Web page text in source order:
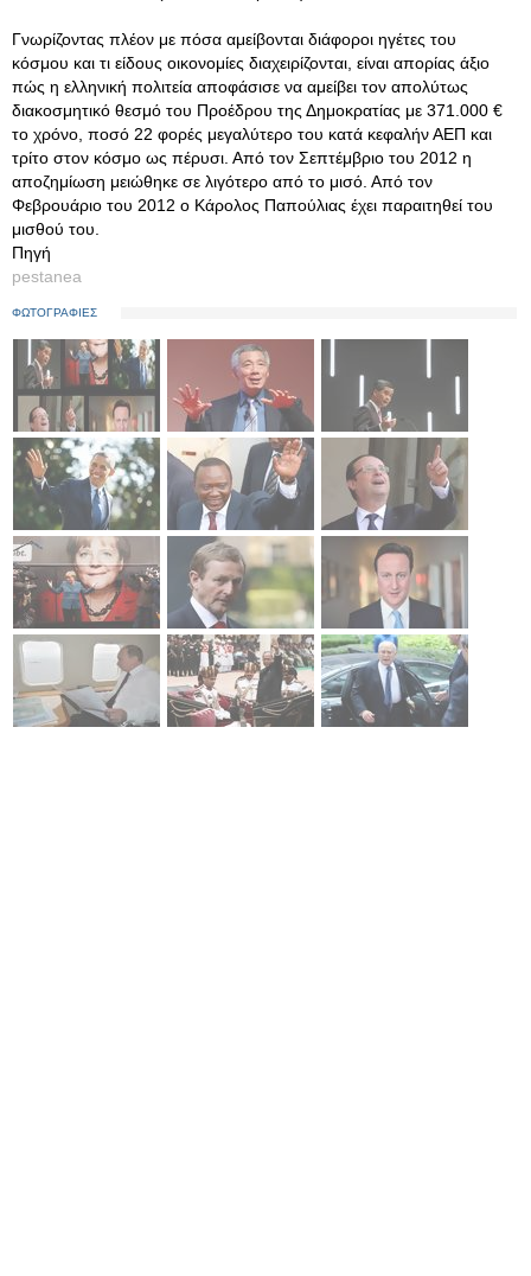
Γνωρίζοντας πλέον με πόσα αμείβονται διάφοροι ηγέτες του
κόσμου και τι είδους οικονομίες διαχειρίζονται, είναι απορίας άξιο
πώς η ελληνική πολιτεία αποφάσισε να αμείβει τον απολύτως
διακοσμητικό θεσμό του Προέδρου της Δημοκρατίας με 371.000 €
το χρόνο, ποσό 22 φορές μεγαλύτερο του κατά κεφαλήν ΑΕΠ και
τρίτο στον κόσμο ως πέρυσι. Από τον Σεπτέμβριο του 2012 η
αποζημίωση μειώθηκε σε λιγότερο από το μισό. Από τον
Φεβρουάριο του 2012 ο Κάρολος Παπούλιας έχει παραιτηθεί του
μισθού του.
Πηγή
pestanea
ΦΩΤΟΓΡΑΦΙΕΣ